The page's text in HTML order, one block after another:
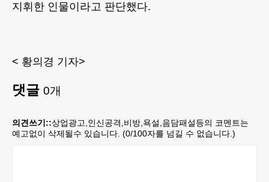
지휘한 인물이라고 판단했다.
< 황의경 기자>
댓글 0개
의견쓰기::상업광고,인신공격,비방,욕설,음담패설등의 코멘트는
예고없이 삭제될수 있습니다. (0/100자를 넘길 수 없습니다.)